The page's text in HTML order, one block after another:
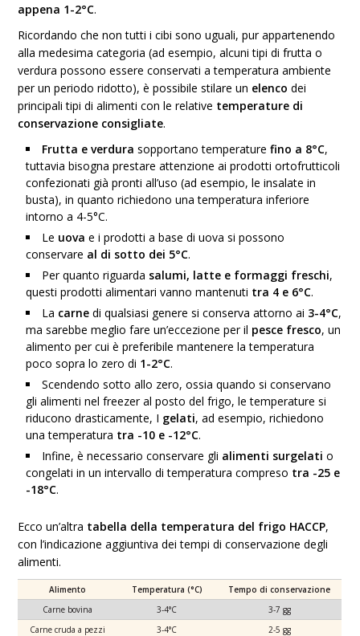
appena 1-2°C.
Ricordando che non tutti i cibi sono uguali, pur appartenendo
alla medesima categoria (ad esempio, alcuni tipi di frutta o
verdura possono essere conservati a temperatura ambiente
per un periodo ridotto), è possibile stilare un elenco dei
principali tipi di alimenti con le relative temperature di
conservazione consigliate.
Frutta e verdura sopportano temperaturefino a 8°C,
tuttavia bisogna prestare attenzione ai prodotti ortofrutticoli
confezionati già pronti all’uso (ad esempio, le insalate in
busta), in quanto richiedono una temperatura inferiore
intorno a 4-5°C.
Le uova e i prodotti a base di uova si possono
conservare al di sotto dei 5°C.
Per quanto riguarda salumi, latte e formaggi freschi,
questi prodotti alimentari vanno mantenuti tra 4 e 6°C.
La carne di qualsiasi genere si conserva attorno ai 3-4°C,
ma sarebbe meglio fare un’eccezione per il pesce fresco, un
alimento per cui è preferibile mantenere la temperatura
poco sopra lo zero di 1-2°C.
Scendendo sotto allo zero, ossia quando si conservano
gli alimenti nel freezer al posto del frigo, le temperature si
riducono drasticamente, I gelati, ad esempio, richiedono
una temperatura tra -10 e -12°C.
Infine, è necessario conservare gli alimenti surgelati o
congelati in un intervallo di temperatura compreso tra -25 e
-18°C.
Ecco un’altra tabella della temperatura del frigo HACCP,
con l’indicazione aggiuntiva dei tempi di conservazione degli
alimenti.
Alimento Temperatura (°C)
Tempo di conservazione
Carne bovina
3-4°C
3-7 gg
Carne cruda a pezzi
3-4°C
2-5 gg